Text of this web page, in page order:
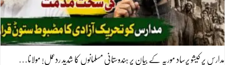
مدارس پر کیشو پرساد موریہ کے بیان پر ہندوستانی مسلمانوں کا شدید ردعمل! مولانا…